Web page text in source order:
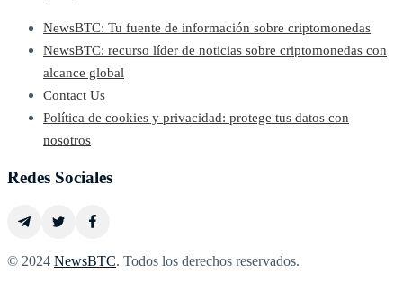
NewsBTC: Tu fuente de información sobre criptomonedas
NewsBTC: recurso líder de noticias sobre criptomonedas con
alcance global
Contact Us
Política de cookies y privacidad: protege tus datos con
nosotros
Redes Sociales
© 2024 NewsBTC. Todos los derechos reservados.